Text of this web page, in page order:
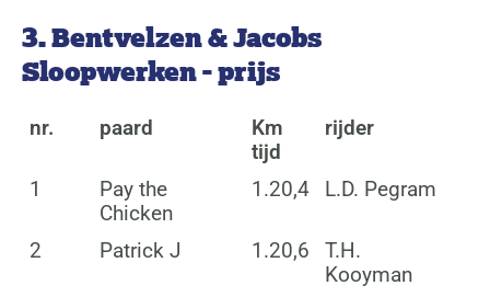
3. Bentvelzen & Jacobs
Sloopwerken - prijs
nr. paard
Km
tijd
rijder
1
Pay the
Chicken
1.20,4 L.D. Pegram
2 Patrick J 1.20,6
T.H.
Kooyman